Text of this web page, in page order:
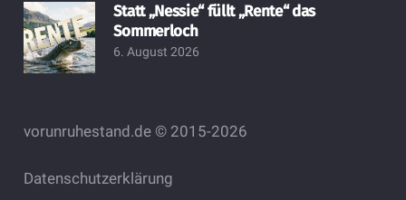
Statt „Nessie“ füllt „Rente“ das
Sommerloch
6. August 2026
vorunruhestand.de © 2015-2026
Datenschutzerklärung